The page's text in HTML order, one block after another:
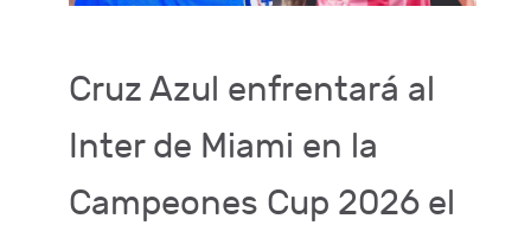
Cruz Azul enfrentará al
Inter de Miami en la
Campeones Cup 2026 el